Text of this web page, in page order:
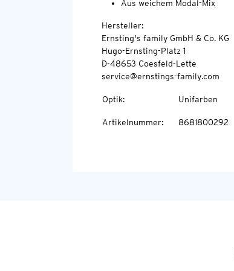
Aus weichem Modal-Mix
Hersteller:
Ernsting's family GmbH & Co. KG
Hugo-Ernsting-Platz 1
D-48653 Coesfeld-Lette
service@ernstings-family.com
Optik: Unifarben
Artikelnummer: 8681800292